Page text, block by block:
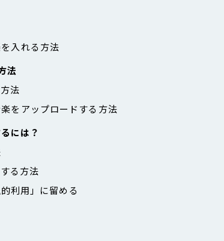
入れる方法
法
法
をアップロードする方法
には？
る方法
利用」に留める